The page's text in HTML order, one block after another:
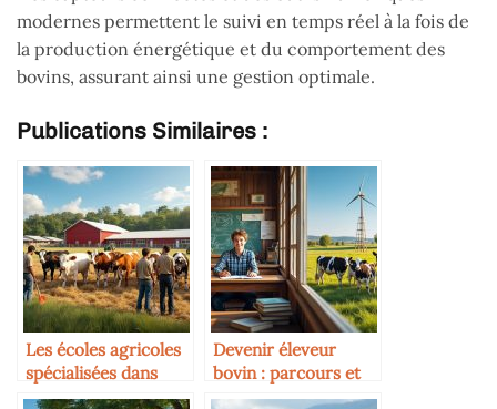
modernes permettent le suivi en temps réel à la fois de
la production énergétique et du comportement des
bovins, assurant ainsi une gestion optimale.
Publications Similaires :
Les écoles agricoles
spécialisées dans
l’élevage bovin
Devenir éleveur
bovin : parcours et
diplômes